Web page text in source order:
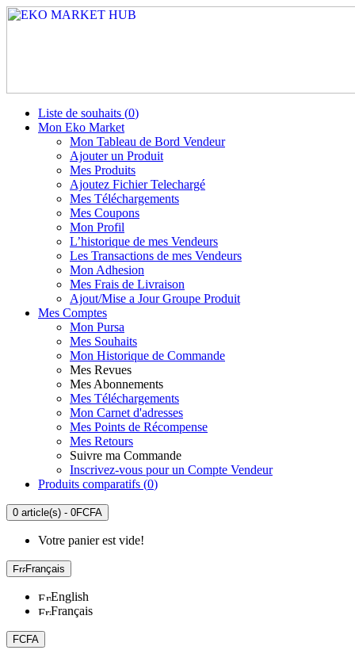
Liste de souhaits (0)
Mon Eko Market
Mon Tableau de Bord Vendeur
Ajouter un Produit
Mes Produits
Ajoutez Fichier Telechargé
Mes Téléchargements
Mes Coupons
Mon Profil
L’historique de mes Vendeurs
Les Transactions de mes Vendeurs
Mon Adhesion
Mes Frais de Livraison
Ajout/Mise a Jour Groupe Produit
Mes Comptes
Mon Pursa
Mes Souhaits
Mon Historique de Commande
Mes Revues
Mes Abonnements
Mes Téléchargements
Mon Carnet d'adresses
Mes Points de Récompense
Mes Retours
Suivre ma Commande
Inscrivez-vous pour un Compte Vendeur
Produits comparatifs (0)
0 article(s) - 0FCFA
Votre panier est vide!
Français
English
Français
FCFA